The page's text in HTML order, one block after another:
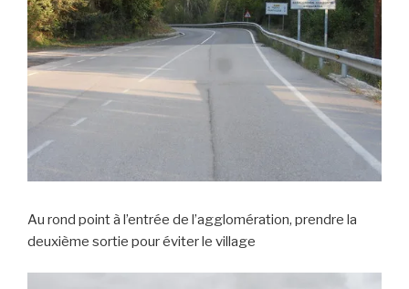
Au rond point à l’entrée de l’agglomération, prendre la
deuxième sortie pour éviter le village